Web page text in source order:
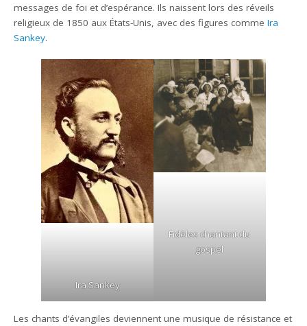
messages de foi et d’espérance. Ils naissent lors des réveils
religieux de 1850 aux États-Unis, avec des figures commeIra
Sankey.
Ira Sankey
Fidèles chantant du
gospel
Les chants d’évangiles deviennent une musique de résistance et